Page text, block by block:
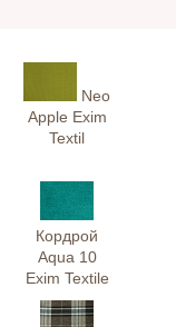
Neo
Apple Exim
Textil
Кордрой
Aqua 10
Exim Textile